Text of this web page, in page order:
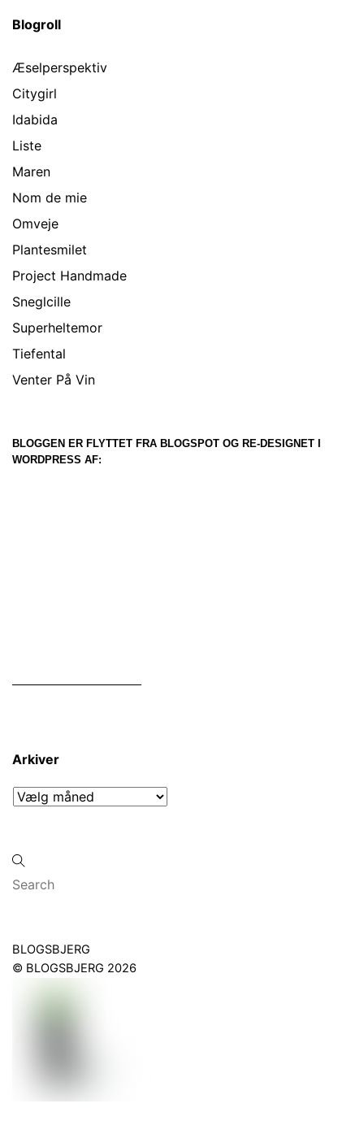
Blogroll
Æselperspektiv
Citygirl
Idabida
Liste
Maren
Nom de mie
Omveje
Plantesmilet
Project Handmade
Sneglcille
Superheltemor
Tiefental
Venter På Vin
BLOGGEN ER FLYTTET FRA BLOGSPOT OG RE-DESIGNET I
WORDPRESS AF:
Arkiver
Arkiver
Back
To
BLOGSBJERG
© BLOGSBJERG 2026